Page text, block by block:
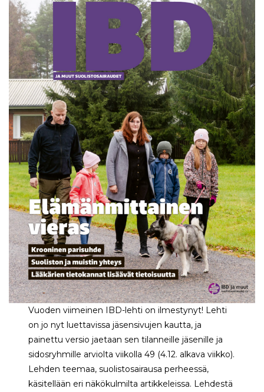
Vuoden viimeinen IBD-lehti on ilmestynyt! Lehti
on jo nyt luettavissa jäsensivujen kautta, ja
painettu versio jaetaan sen tilanneille jäsenille ja
sidosryhmille arviolta viikolla 49 (4.12. alkava viikko).
Lehden teemaa, suolistosairausa perheessä,
käsitellään eri näkökulmilta artikkeleissa. Lehdestä